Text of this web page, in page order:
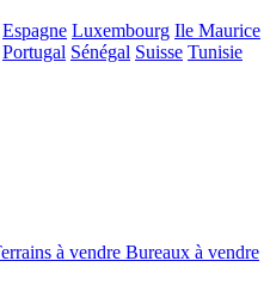
Espagne Luxembourg Ile Maurice
Portugal Sénégal Suisse Tunisie
à vendre Bureaux à vendre